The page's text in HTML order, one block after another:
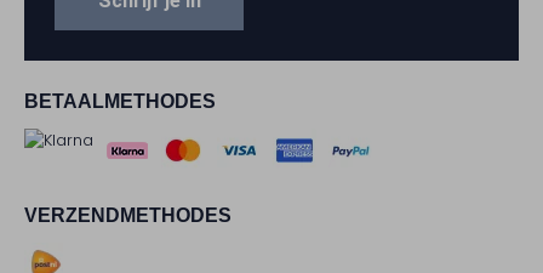
BETAALMETHODES
VERZENDMETHODES